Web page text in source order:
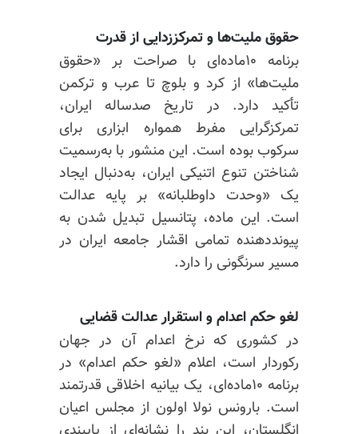
حقوق ملیت‌ها و تمرکززدایی از قدرت
برنامه ۱۰ماده‌ای با صراحت بر «حقوق
ملیت‌ها» از کرد و بلوچ تا عرب و ترکمن
تأکید دارد. در تاریخ صدساله ایران،
تمرکزگرایی مفرط همواره ابزاری برای
سرکوب بوده است. این منشور با به‌رسمیت
شناختن تنوع اتنیکی ایران، به‌دنبال ایجاد
یک «وحدت داوطلبانه» بر پایه عدالت
است. این ماده، پتانسیل تبدیل شدن به
پیونددهنده تمامی اقشار جامعه ایران در
مسیر سرنگونی را دارد.
لغو حکم اعدام و استقرار عدالت قضایی
در کشوری که نرخ اعدام آن در جهان
رکوردار است، اعلام «لغو حکم اعدام» در
برنامه ۱۰ماده‌ای، یک بیانیه اخلاقی قدرتمند
است. بارونس نولا اولون از مجلس اعیان